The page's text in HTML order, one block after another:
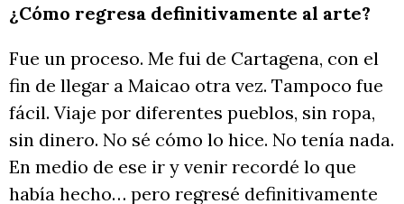
¿Cómo regresa definitivamente al arte?
Fue un proceso. Me fui de Cartagena, con el
fin de llegar a Maicao otra vez. Tampoco fue
fácil. Viaje por diferentes pueblos, sin ropa,
sin dinero. No sé cómo lo hice. No tenía nada.
En medio de ese ir y venir recordé lo que
había hecho… pero regresé definitivamente